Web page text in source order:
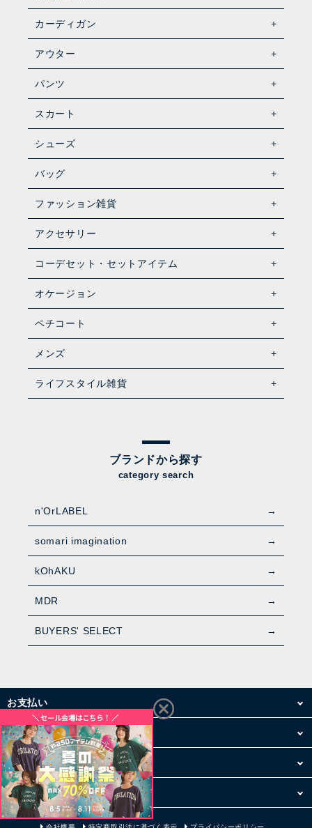
カーディガン
アウター
パンツ
スカート
シューズ
バッグ
ファッション雑貨
アクセサリー
コーデセット・セットアイテム
オケージョン
ペチコート
メンズ
ライフスタイル雑貨
ブランドから探す
category search
n'OrLABEL
somari imagination
kOhAKU
MDR
BUYERS' SELECT
お支払い
配送・送料
お買い物について
その他